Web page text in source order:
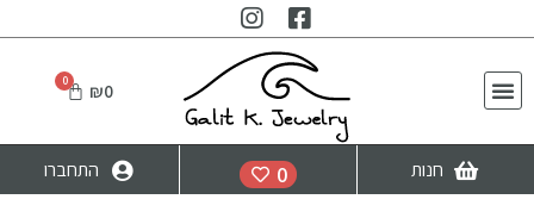
₪0
חנות 0 התחברו